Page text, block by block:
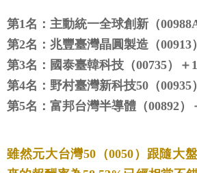
第1名：主動統一全球創新（
第2名：兆豐臺灣晶圓製造（00913
第3名：國泰臺韓科技（00735）＋
第4名：野村臺灣新科技50（00935
第5名：富邦台灣半導體（00892）
雖然元大台灣50（0050）跟隨大